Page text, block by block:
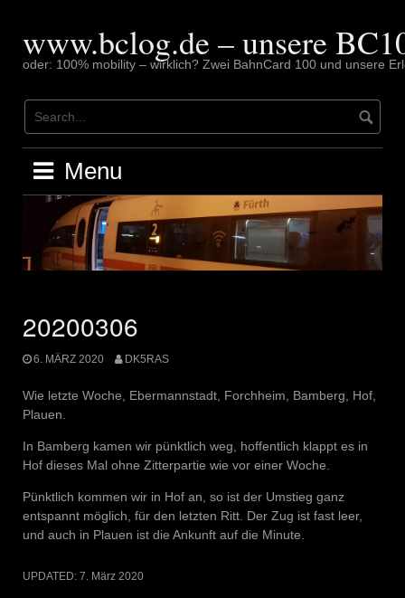
contentwww.bclog.de – unsere
oder: 100% mobility – wirklich? Zwei BahnCard 100 und unsere
Menu
20200306
6. MÄRZ 2020 DK5RAS
Wie letzte Woche, Ebermannstadt, Forchheim, Bamberg, Hof,
Plauen.
In Bamberg kamen wir pünktlich weg, hoffentlich klappt es in
Hof dieses Mal ohne Zitterpartie wie vor einer Woche.
Pünktlich kommen wir in Hof an, so ist der Umstieg ganz
entspannt möglich, für den letzten Ritt. Der Zug ist fast leer,
und auch in Plauen ist die Ankunft auf die Minute.
UPDATED: 7. März 2020